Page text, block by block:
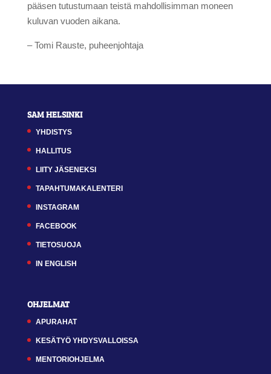
pääsen tutustumaan teistä mahdollisimman moneen
kuluvan vuoden aikana.
– Tomi Rauste, puheenjohtaja
SAM HELSINKI
YHDISTYS
HALLITUS
LIITY JÄSENEKSI
TAPAHTUMAKALENTERI
INSTAGRAM
FACEBOOK
TIETOSUOJA
IN ENGLISH
OHJELMAT
APURAHAT
KESÄTYÖ YHDYSVALLOISSA
MENTORIOHJELMA